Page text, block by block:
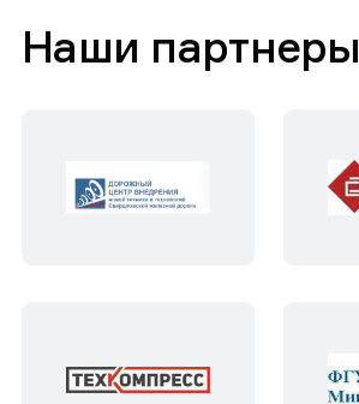
Наши партнеры